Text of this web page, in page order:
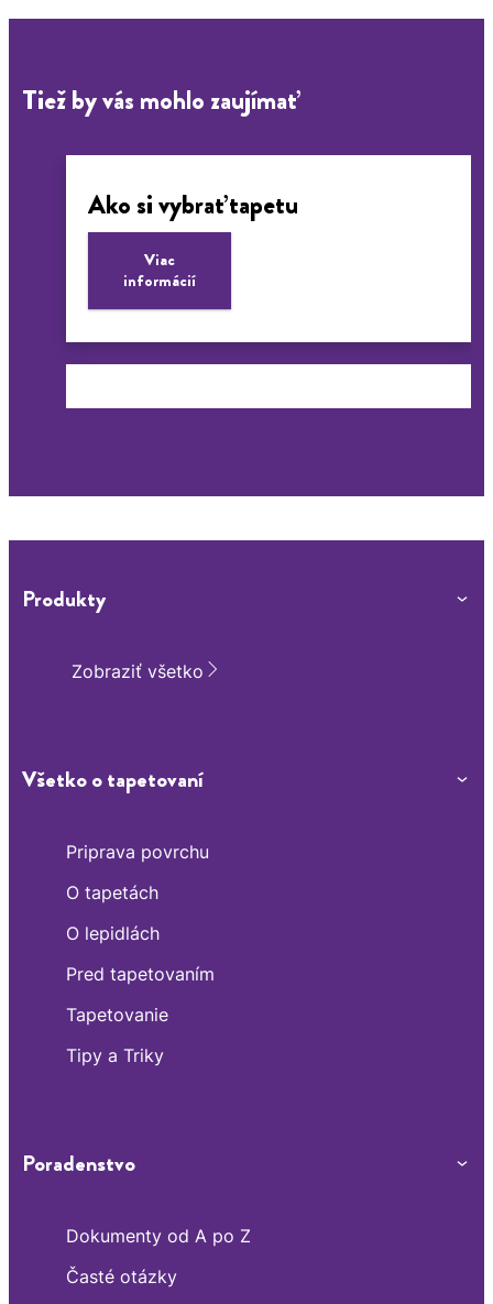
Tiež by vás mohlo zaujímať
Ako si vybrať tapetu
Viac
informácií
Náradie na tapetovanie
Viac
lepidiel
Viac
Produkty
Zobraziť všetko
Všetko o tapetovaní
Priprava povrchu
O tapetách
O lepidlách
Pred tapetovaním
Tapetovanie
Tipy a Triky
Poradenstvo
Dokumenty od A po Z
Časté otázky